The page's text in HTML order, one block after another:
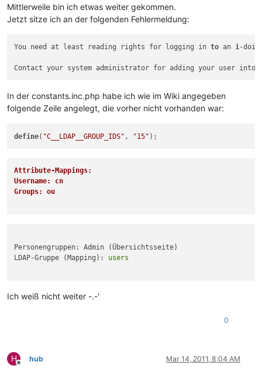
2011-03-09 10:18:07 ldap: User not found. Check if test
Mittlerweile bin ich etwas weiter gekommen.
Jetzt sitze ich an der folgenden Fehlermeldung:
You need at least reading rights for logging in to an i-doit
Contact your system administrator for adding your user into
In der constants.inc.php habe ich wie im Wiki angegeben
folgende Zeile angelegt, die vorher nicht vorhanden war:
define( "C__LDAP__GROUP_IDS" , "15"
Attribute-Mappings:
Username: cn
Groups: ou
Personengruppen: Admin (Übersichtsseite)
LDAP-Gruppe (Mapping): users
Ich weiß nicht weiter -.-'
0
H
Offline
hub Mar 14, 2011, 8:04 AM